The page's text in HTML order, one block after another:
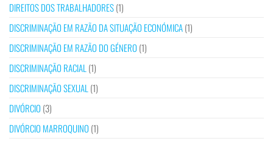
DIREITOS DOS TRABALHADORES(1)
DISCRIMINAÇÃO EM RAZÃO DA SITUAÇÃO ECONÓMICA(1)
DISCRIMINAÇÃO EM RAZÃO DO GÉNERO (1)
DISCRIMINAÇÃO RACIAL (1)
DISCRIMINAÇÃO SEXUAL (1)
DIVÓRCIO (3)
DIVÓRCIO MARROQUINO (1)